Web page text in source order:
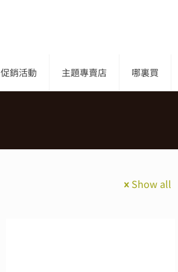
促銷活動 主題專賣店 哪裏買
Show all